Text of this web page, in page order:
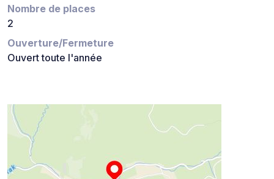
Nombre de places
2
Ouverture/Fermeture
Ouvert toute l'année